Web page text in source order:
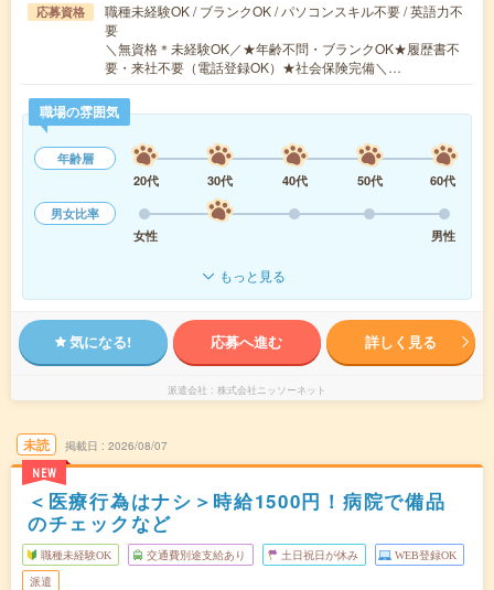
応募資格
職種未経験OK / ブランクOK / パソコンスキル不要 / 英語力不
要
＼無資格＊未経験OK／★年齢不問・ブランクOK★履歴書不
要・来社不要（電話登録OK）★社会保険完備＼…
職場の雰囲気
年齢層
20代
30代 40代 50代
60代
男女比率
女性
男性
もっと見る
気になる! 応募へ進む 詳しく見る
派遣会社 株式会社ニッソーネット
未読
NEW
掲載日 2026/08/07
＜医療行為はナシ＞時給1500円！病院で備品
のチェックなど
職種未経験OK 交通費別途支給あり 土日祝日が休み WEB登録OK
派遣